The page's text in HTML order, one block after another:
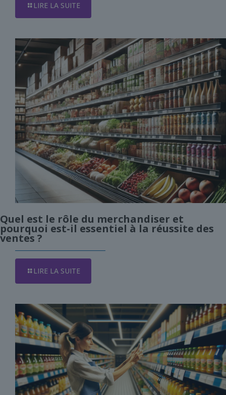
LIRE LA SUITE
Quel est le rôle du merchandiser et
pourquoi est-il essentiel à la réussite des
ventes ?
LIRE LA SUITE